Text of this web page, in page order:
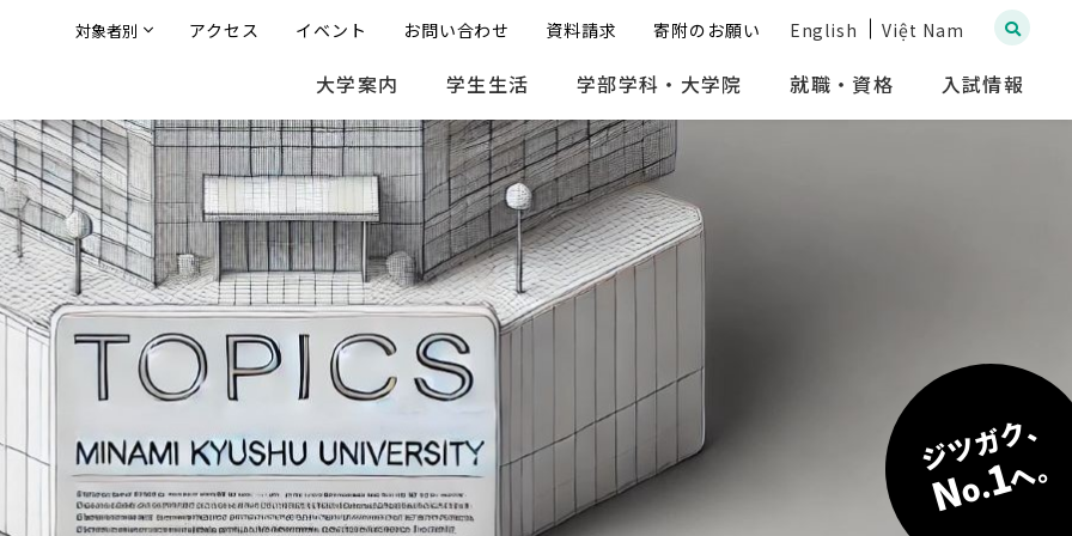
大学案内 学生生活 学部学科・大学院 就職・資格 入試情報
English Việt Nam
対象者別 アクセス イベント お問い合わせ 資料請求 寄附のお願い
ジツガク、
No.1へ。